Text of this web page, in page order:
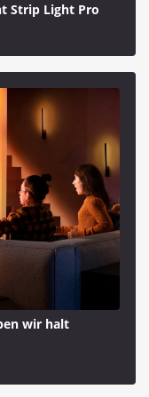
Strip Light Pro
wir halt